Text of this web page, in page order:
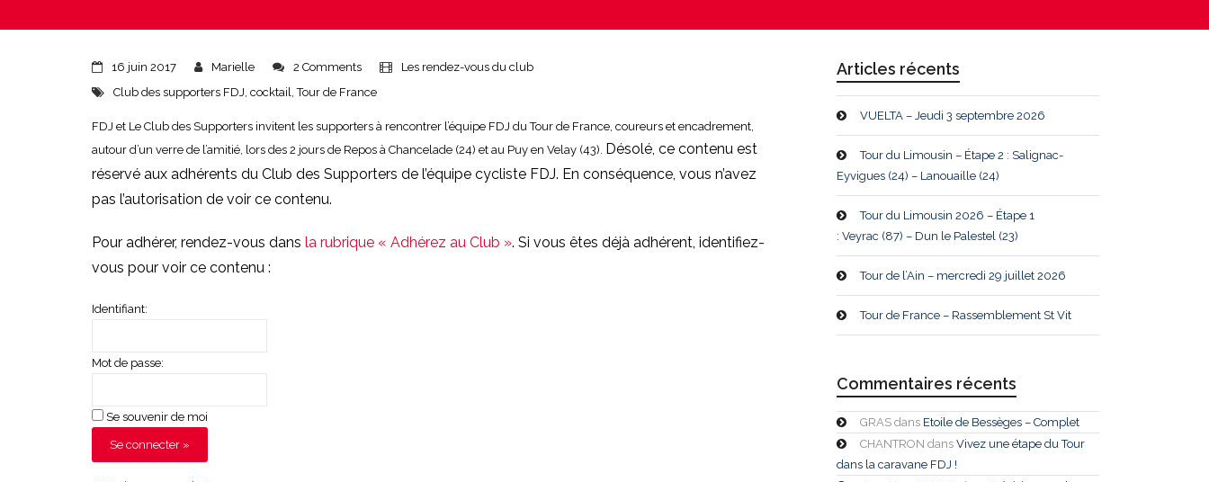
16 juin 2017 Marielle 2 Comments
Les rendez-vous du club
Club des supporters FDJ cocktail ,Tour de France
FDJ et Le Club des Supporters invitent les supporters à rencontrer l’équipe FDJ du Tour de France, coureurs et encadrement,
autour d’un verre de l’amitié, lors des 2 jours de Repos à Chancelade (24) et au Puy en Velay (43). Désolé, ce contenu est
réservé aux adhérents du Club des Supporters de l’équipe cycliste FDJ. En conséquence, vous n’avez
pas l’autorisation de voir ce contenu.
Pour adhérer, rendez-vous dans la rubrique « Adhérez au Club ». Si vous êtes déjà adhérent, identifiez-
vous pour voir ce contenu :
Identifiant:
Mot de passe:
Se souvenir de moi
Articles récents
VUELTA – Jeudi 3 septembre 2026
Tour du Limousin – Étape 2 : Salignac-
Eyvigues (24) – Lanouaille (24)
Tour du Limousin 2026 – Étape 1
: Veyrac (87) – Dun le Palestel (23)
Tour de l’Ain – mercredi 29 juillet 2026
Tour de France – Rassemblement St Vit
Commentaires récents
GRAS dans Etoile de Bessèges – Complet
CHANTRON dans Vivez une étape du Tour
dans la caravane FDJ !